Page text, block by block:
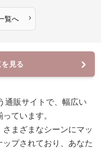
覧へ ›
見る
通販サイトで、幅広い
ています。
まざまなシーンにマッ
プされており、あなた